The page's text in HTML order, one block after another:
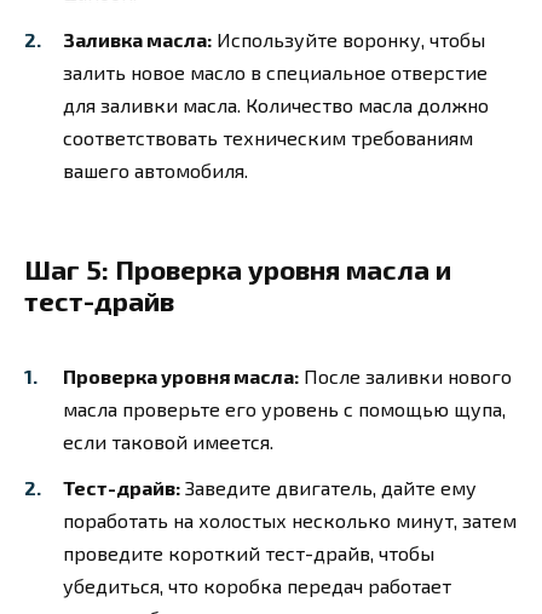
Заливка масла: Используйте воронку, чтобы
залить новое масло в специальное отверстие
для заливки масла. Количество масла должно
соответствовать техническим требованиям
вашего автомобиля.
Шаг 5: Проверка уровня масла и
тест-драйв
Проверка уровня масла: После заливки нового
масла проверьте его уровень с помощью щупа,
если таковой имеется.
Тест-драйв: Заведите двигатель, дайте ему
поработать на холостых несколько минут, затем
проведите короткий тест-драйв, чтобы
убедиться, что коробка передач работает